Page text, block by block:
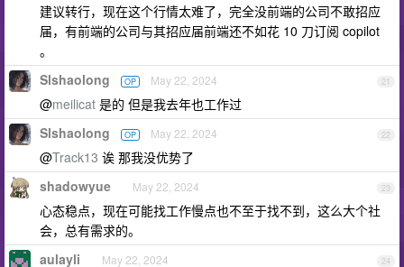
建议转行，现在这个行情太难了，完全没前端的公司不敢招应
届，有前端的公司与其招应届前端还不如花 10 刀订阅 copilot
。
21
Slshaolong OP May 22, 2024
@meilicat 是的 但是我去年也工作过
22
Slshaolong OP May 22, 2024
@Track13 诶 那我没优势了
23
shadowyue May 22, 2024
心态稳点，现在可能找工作慢点也不至于找不到，这么大个社
会，总有需求的。
24
aulayli May 22, 2024